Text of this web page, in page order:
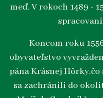
meď. V rokoch 1489 -
Koncom roku
obyvateľstvo
pána Krásnej
sa zachránili do